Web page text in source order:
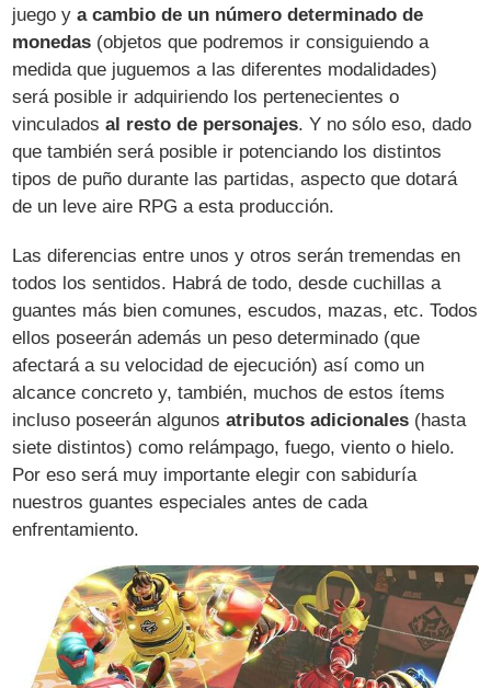
juego ya cambio de un número determinado de
monedas (objetos que podremos ir consiguiendo a
medida que juguemos a las diferentes modalidades)
será posible ir adquiriendo los pertenecientes o
vinculadosal resto de personajes. Y no sólo eso, dado
que también será posible ir potenciando los distintos
tipos de puño durante las partidas, aspecto que dotará
de un leve aire RPG a esta producción.
Las diferencias entre unos y otros serán tremendas en
todos los sentidos. Habrá de todo, desde cuchillas a
guantes más bien comunes, escudos, mazas, etc. Todos
ellos poseerán además un peso determinado (que
afectará a su velocidad de ejecución) así como un
alcance concreto y, también, muchos de estos ítems
incluso poseerán algunosatributos adicionales (hasta
siete distintos) como relámpago, fuego, viento o hielo.
Por eso será muy importante elegir con sabiduría
nuestros guantes especiales antes de cada
enfrentamiento.